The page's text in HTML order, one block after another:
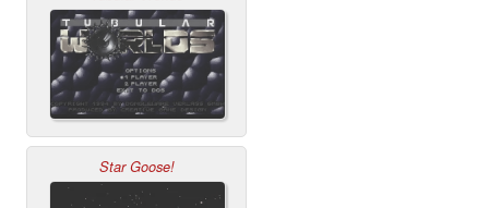
Star Goose!